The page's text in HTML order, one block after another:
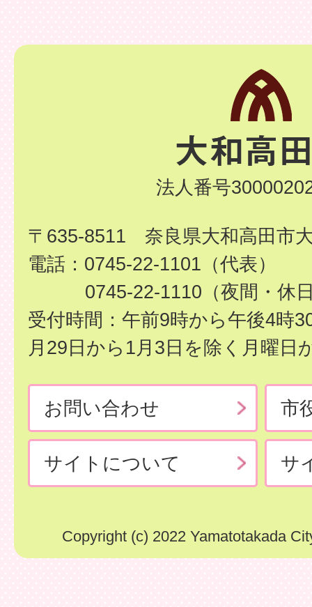
法人番号
〒635-8511 奈良県大和高田市
電話：0745-22-1101（代表）
0745-22-1110（夜間・休
受付時間：午前9時から午後4時
月29日から1月3日を除く月曜日
お問い合わせ 市
サイトについて サ
Copyright (c) 2022 Yamatotakada